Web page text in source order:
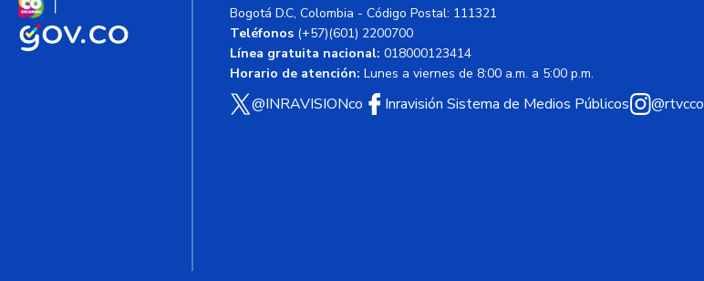
Bogotá D.C, Colombia - Código Postal: 111321
Teléfonos (+57)(601) 2200700
Línea gratuita nacional: 018000123414
Horario de atención: Lunes a viernes de 8:00 a.m. a 5:00 p.m.
@INRAVISIONco Inravisión Sistema de Medios Públicos @rtvcco